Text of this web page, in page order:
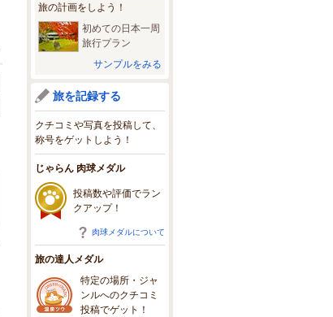
旅の計画をしよう！
初めての日本一周
旅行プラン
サンプルをみる
旅を記録する
クチコミや写真を投稿して、
称号をゲットしよう！
じゃらん 肉球メダル
投稿数や評価でラン
クアップ！
肉球メダルについて
旅の達人メダル
特定の場所・ジャ
ンルへのクチコミ
投稿でゲット！